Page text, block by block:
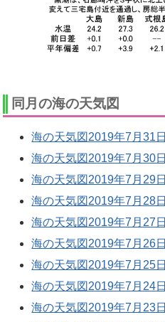
同月の海の天気図
海の天気図2019年7月31日
海の天気図2019年7月30日
海の天気図2019年7月29日
海の天気図2019年7月28日
海の天気図2019年7月27日
海の天気図2019年7月26日
海の天気図2019年7月25日
海の天気図2019年7月24日
海の天気図2019年7月23日